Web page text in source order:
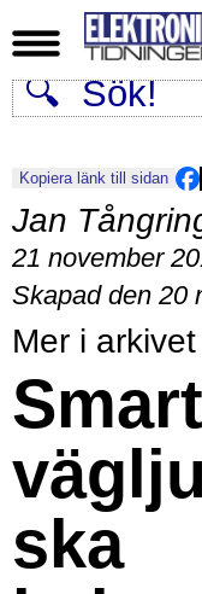
Kopiera länk till sidan
Jan
21 november
Skapad den 20
Smart
ska